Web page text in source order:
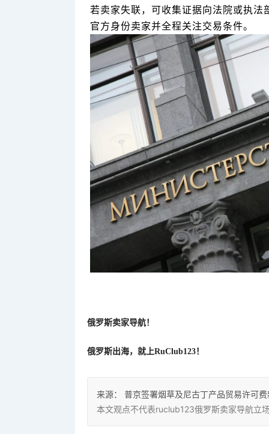
若卖家失联，可收集证据向法院或执
官方身份卖家并全程关注交易条件。
俄罗斯卖家导航！
俄罗斯出海，就上RuClub123！
来源：
普京签署烟草及尼古丁产品贸易许可
本文观点不代表ruclub123俄罗斯卖家导航立